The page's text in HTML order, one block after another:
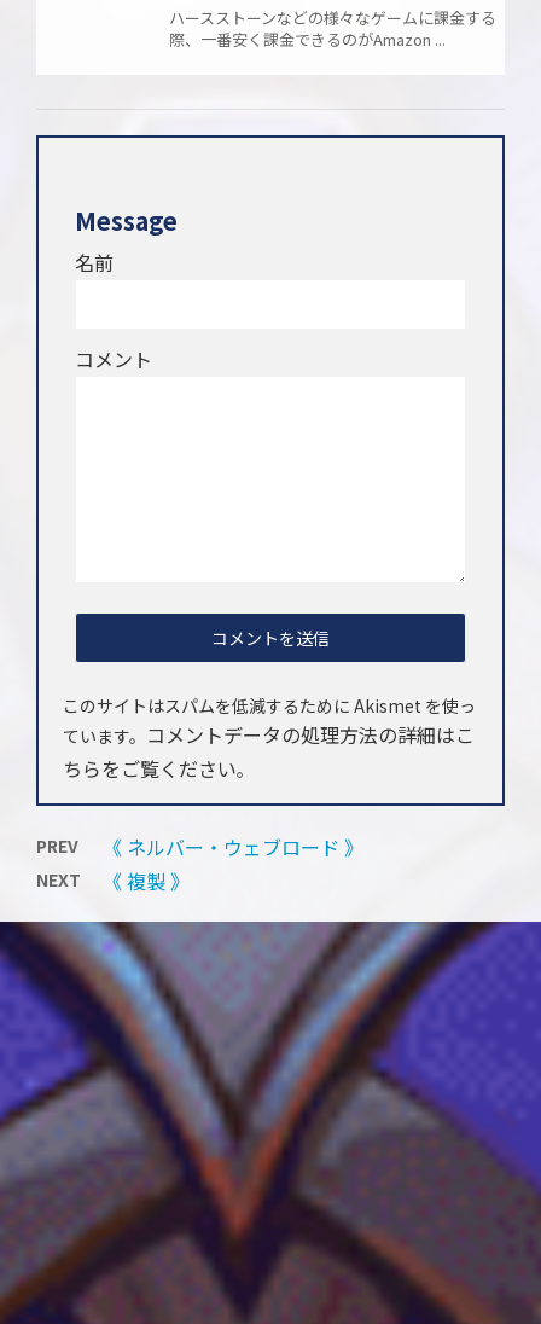
ハースストーンなどの様々なゲームに課金する
際、一番安く課金できるのがAmazon ...
Message
名前
コメント
このサイトはスパムを低減するために Akismet を使っ
ています。 コメントデータの処理方法の詳細はこ
ちらをご覧ください。
PREV 《 ネルバー・ウェブロード 》
NEXT 《 複製 》